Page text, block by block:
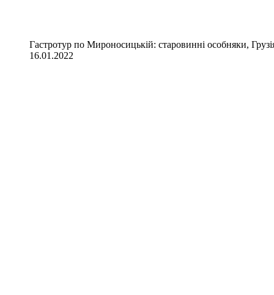
Гастротур по Мироносицькій: старовинні особняки,
16.01.2022